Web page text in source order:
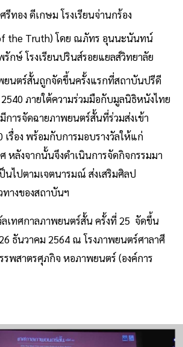
ทอง ดีเกษม โรงเรียนจ่านกร้อง
the Truth) โดย ณภัทร อุนนะนันทน์
กษ์ โรงเรียนปรินส์รอยแยลส์วิทยาลัย
ยนตร์สั้นถูกจัดขึ้นครั้งแรกที่สถาบันปรีดี
ภายใต้ความร่วมมือกับมูลนิธิหนังไทย
การจัดฉายภาพยนตร์สั้นที่ร่วมส่งเข้า
เรื่อง พร้อมกับการมอบรางวัลให้แก่
หลังจากนั้นจึงดำเนินการจัดกิจกรรมมา
ป็นไปตามเจตนารมณ์ ส่งเสริมศิลป
างของสถาบันฯ
ลเทศกาลภาพยนตร์สั้น ครั้งที่ 25 จัดขึ้น
ธันวาคม 2564 ณ โรงภาพยนตร์ศาลาศี
รพสาตรศุภกิจ หอภาพยนตร์ (องค์การ